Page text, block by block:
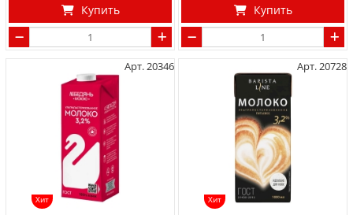
Купить Купить
Арт. 20346
Хит
Арт. 20728
Хит